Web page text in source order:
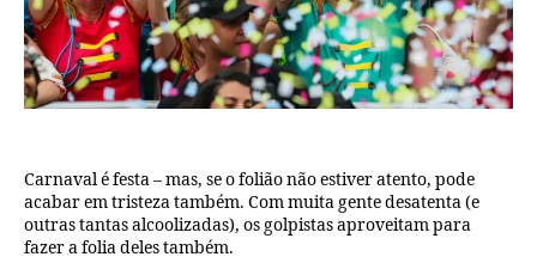
Carnaval é festa – mas, se o folião não estiver atento, pode
acabar em tristeza também. Com muita gente desatenta (e
outras tantas alcoolizadas), os golpistas aproveitam para
fazer a folia deles também.